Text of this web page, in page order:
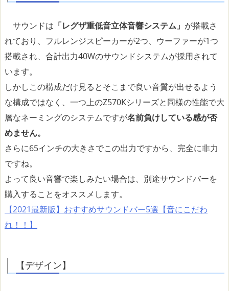
サウンドは 「レグザ重低音立体音響システム」 が搭載さ
れており、フルレンジスピーカーが2つ、ウーファーが1つ
搭載され、合計出力40Wのサウンドシステムが採用されて
います。
しかしこの構成だけ見るとそこまで良い音質が出せるよう
な構成ではなく、一つ上のZ570Kシリーズと同様の性能で大
層なネーミングのシステムですが名前負けしている感が否
めません。
さらに65インチの大きさでこの出力ですから、完全に非力
ですね。
よって良い音響で楽しみたい場合は、別途サウンドバーを
購入することをオススメします。
【2021最新版】おすすめサウンドバー5選【音にこだわ
れ！！】
【デザイン】